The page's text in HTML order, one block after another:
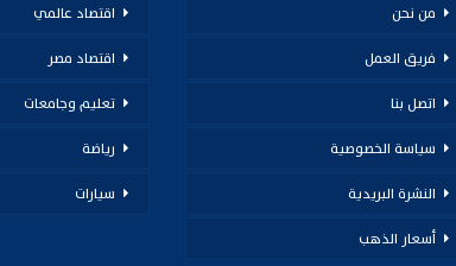
من نحن
فريق العمل
اتصل بنا
سياسة الخصوصية
النشرة البريدية
أسعار الذهب
اقتصاد عالمي
اقتصاد مصر
تعليم وجامعات
رياضة
سيارات